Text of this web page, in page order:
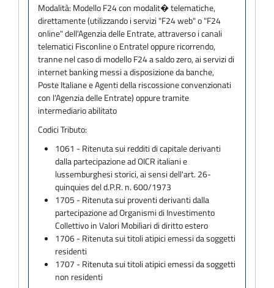
Modalità: Modello F24 con modalit� telematiche,
direttamente (utilizzando i servizi "F24 web" o "F24
online" dell'Agenzia delle Entrate, attraverso i canali
telematici Fisconline o Entratel oppure ricorrendo,
tranne nel caso di modello F24 a saldo zero, ai servizi di
internet banking messi a disposizione da banche,
Poste Italiane e Agenti della riscossione convenzionati
con l'Agenzia delle Entrate) oppure tramite
intermediario abilitato
Codici Tributo:
1061 - Ritenuta sui redditi di capitale derivanti
dalla partecipazione ad OICR italiani e
lussemburghesi storici, ai sensi dell'art. 26-
quinquies del d.P.R. n. 600/1973
1705 - Ritenuta sui proventi derivanti dalla
partecipazione ad Organismi di Investimento
Collettivo in Valori Mobiliari di diritto estero
1706 - Ritenuta sui titoli atipici emessi da soggetti
residenti
1707 - Ritenuta sui titoli atipici emessi da soggetti
non residenti